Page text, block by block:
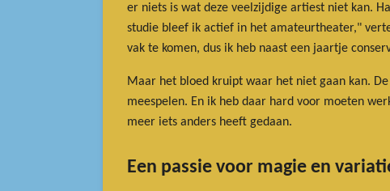
er niets is wat deze veelzijdige artiest niet kan.
studie bleef ik actief in het amateurtheater,"
vak te komen, dus ik heb naast een jaartje
Maar het bloed kruipt waar het niet gaan kan.
meespelen. En ik heb daar hard voor moeten
meer iets anders heeft gedaan.
Een passie voor magie en